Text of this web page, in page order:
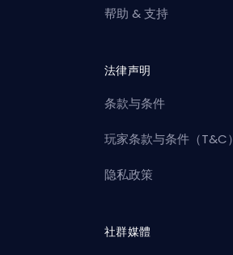
帮助 & 支持
法律声明
条款与条件
玩家条款与条件（T&C）
隐私政策
社群媒體